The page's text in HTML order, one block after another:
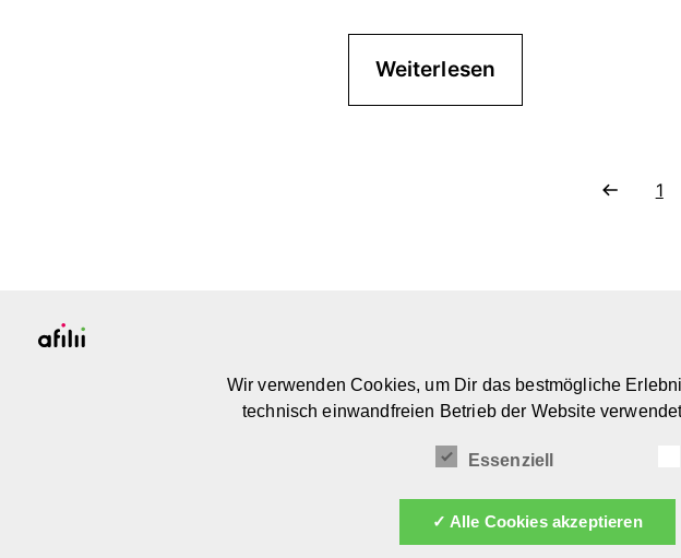
Weiterlesen
1
FOR MEANINGFUL DESIGN FOR KIDSWir verwenden Cookies, um Dir das bestmögliche
technisch einwandfreien Betrieb der Website
Essenziell
✓ Alle Cookies akzeptieren